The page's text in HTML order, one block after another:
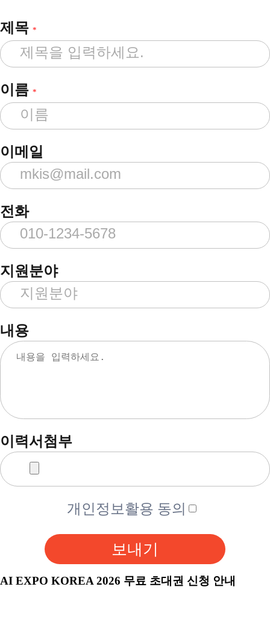
제목 *
이름 *
이메일
전화
지원분야
내용
이력서첨부
개인정보활용 동의
보내기
AI EXPO KOREA 2026 무료 초대권 신청 안내